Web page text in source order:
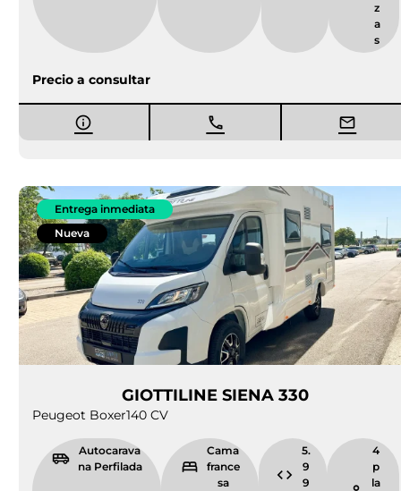
z
a
s
Precio a consultar
Entrega inmediata
Nueva
GIOTTILINE SIENA 330
Peugeot Boxer140 CV
Autocarava
na Perfilada
Cama
france
sa
5.
9
9
4
p
la